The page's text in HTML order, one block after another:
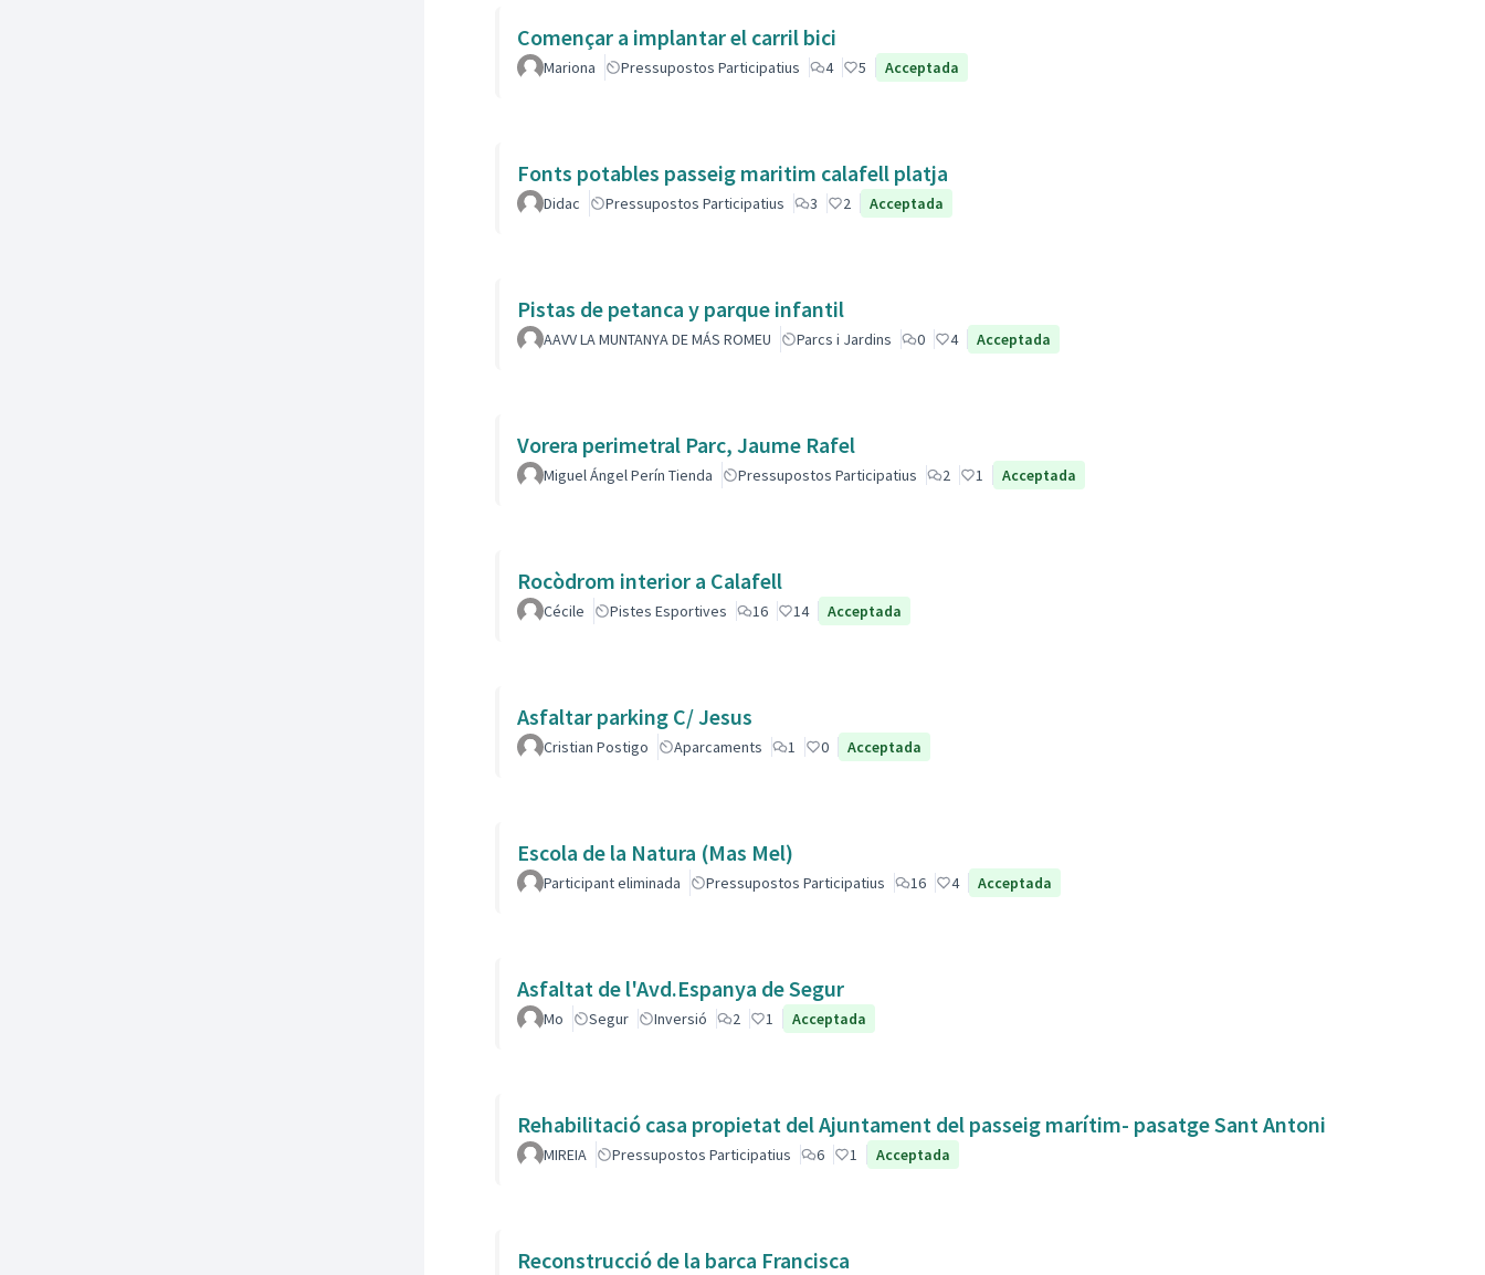
Començar a implantar el carril bici
Mariona Pressupostos Participatius 4 5 Acceptada
Fonts potables passeig maritim calafell platja
Didac Pressupostos Participatius 3 2 Acceptada
Pistas de petanca y parque infantil
AAVV LA MUNTANYA DE MÁS ROMEU Parcs i Jardins 0 4 Acceptada
Vorera perimetral Parc, Jaume Rafel
Miguel Ángel Perín Tienda Pressupostos Participatius 2 1 Acceptada
Rocòdrom interior a Calafell
Cécile Pistes Esportives 16 14 Acceptada
Asfaltar parking C/ Jesus
Cristian Postigo Aparcaments 1 0 Acceptada
Escola de la Natura (Mas Mel)
Participant eliminada Pressupostos Participatius 16 4 Acceptada
Asfaltat de l'Avd.Espanya de Segur
Mo Segur Inversió 2 1 Acceptada
Rehabilitació casa propietat del Ajuntament del passeig marítim- pasatge Sant Antoni
MIREIA Pressupostos Participatius 6 1 Acceptada
Reconstrucció de la barca Francisca